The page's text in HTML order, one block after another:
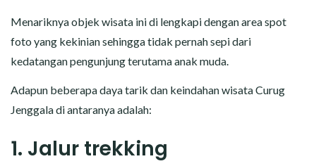
Menariknya objek wisata ini di lengkapi dengan area spot
foto yang kekinian sehingga tidak pernah sepi dari
kedatangan pengunjung terutama anak muda.
Adapun beberapa daya tarik dan keindahan wisata Curug
Jenggala di antaranya adalah:
1. Jalur trekking